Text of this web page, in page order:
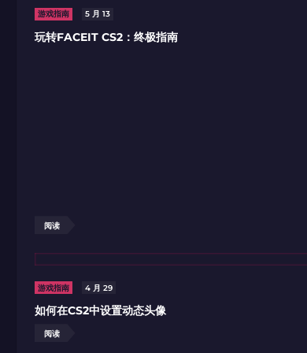
游戏指南 5 月 13
玩转FACEIT CS2：终极指南
阅读
游戏指南 4 月 29
如何在CS2中设置动态头像
阅读